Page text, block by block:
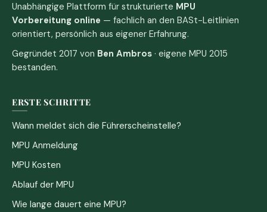
Unabhängige Plattform für strukturierte MPU
Vorbereitung online — fachlich an den BASt-Leitlinien
orientiert, persönlich aus eigener Erfahrung.
Gegründet 2017 von Ben Ambros · eigene MPU 2015
bestanden.
ERSTE SCHRITTE
Wann meldet sich die Führerscheinstelle?
MPU Anmeldung
MPU Kosten
Ablauf der MPU
Wie lange dauert eine MPU?